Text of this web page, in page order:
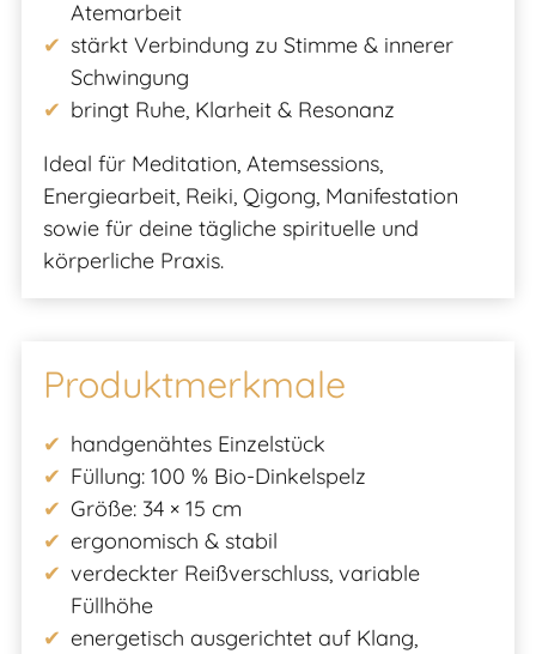
Atemarbeit
stärkt Verbindung zu Stimme & innerer
Schwingung
bringt Ruhe, Klarheit & Resonanz
Ideal für Meditation, Atemsessions,
Energiearbeit, Reiki, Qigong, Manifestation
sowie für deine tägliche spirituelle und
körperliche Praxis.
Produktmerkmale
handgenähtes Einzelstück
Füllung: 100 % Bio-Dinkelspelz
Größe: 34 × 15 cm
ergonomisch & stabil
verdeckter Reißverschluss, variable
Füllhöhe
energetisch ausgerichtet auf Klang,